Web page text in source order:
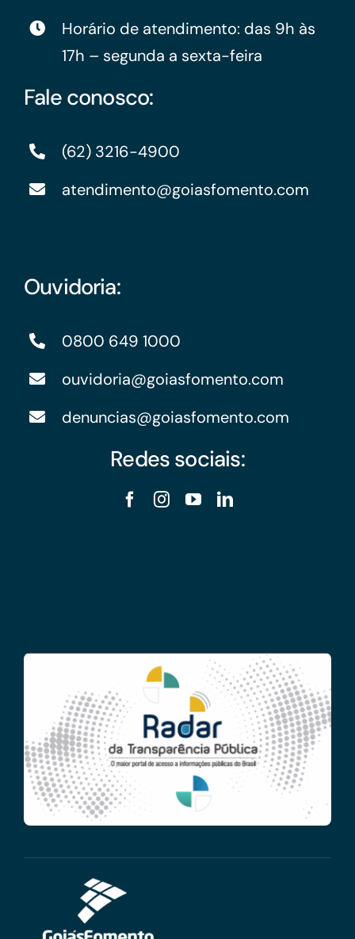
Horário de atendimento: das 9h às
17h – segunda a sexta-feira
Fale conosco:
(62) 3216-4900
atendimento@goiasfomento.com
Ouvidoria:
0800 649 1000
ouvidoria@goiasfomento.com
denuncias@goiasfomento.com
Redes sociais: